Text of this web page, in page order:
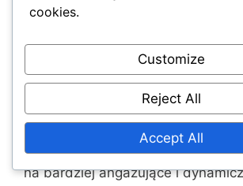
mechaniki rozgrywki, które
płynniejsze sterowanie, ulepszone
walki i bardziej responsywną
Te ulepszenia ułatwiają graczom
skomplikowanych ruchów i
na bardziej angażujące i
cookies.
Customize
Reject All
Accept All